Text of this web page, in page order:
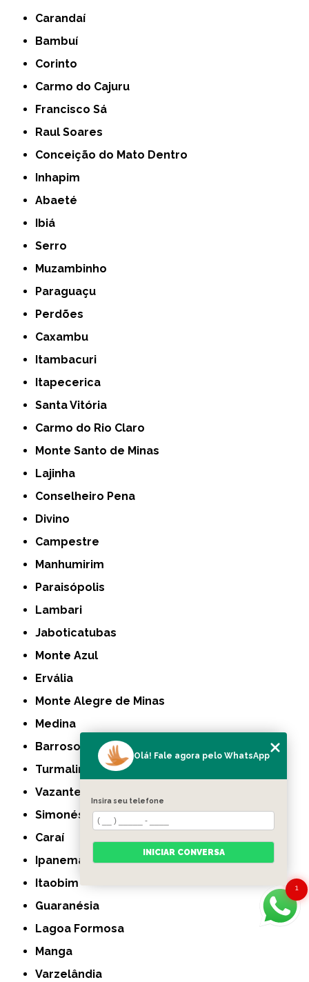
Carandaí
Bambuí
Corinto
Carmo do Cajuru
Francisco Sá
Raul Soares
Conceição do Mato Dentro
Inhapim
Abaeté
Ibiá
Serro
Muzambinho
Paraguaçu
Perdões
Caxambu
Itambacuri
Itapecerica
Santa Vitória
Carmo do Rio Claro
Monte Santo de Minas
Lajinha
Conselheiro Pena
Divino
Campestre
Manhumirim
Paraisópolis
Lambari
Jaboticatubas
Monte Azul
Ervália
Monte Alegre de Minas
Medina
Barroso
Turmalina
Vazante
Simonésia
Caraí
Ipanema
Itaobim
Guaranésia
Lagoa Formosa
Manga
Varzelândia
1
Olá! Fale agora pelo WhatsApp
Insira seu telefone
INICIAR CONVERSA